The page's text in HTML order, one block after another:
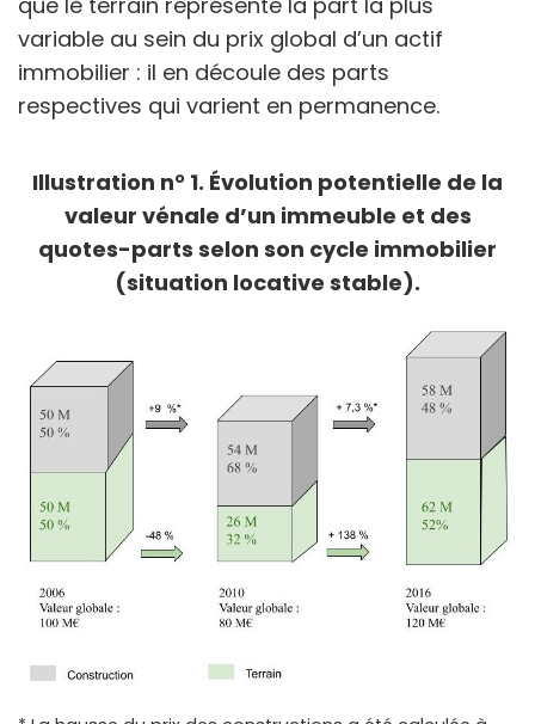
variable au sein du prix global d’un actif
immobilier : il en découle des parts
respectives qui varient en permanence.
Illustration n° 1. Évolution potentielle de la
valeur vénale d’un immeuble et des
quotes-parts selon son cycle immobilier
(situation locative stable).